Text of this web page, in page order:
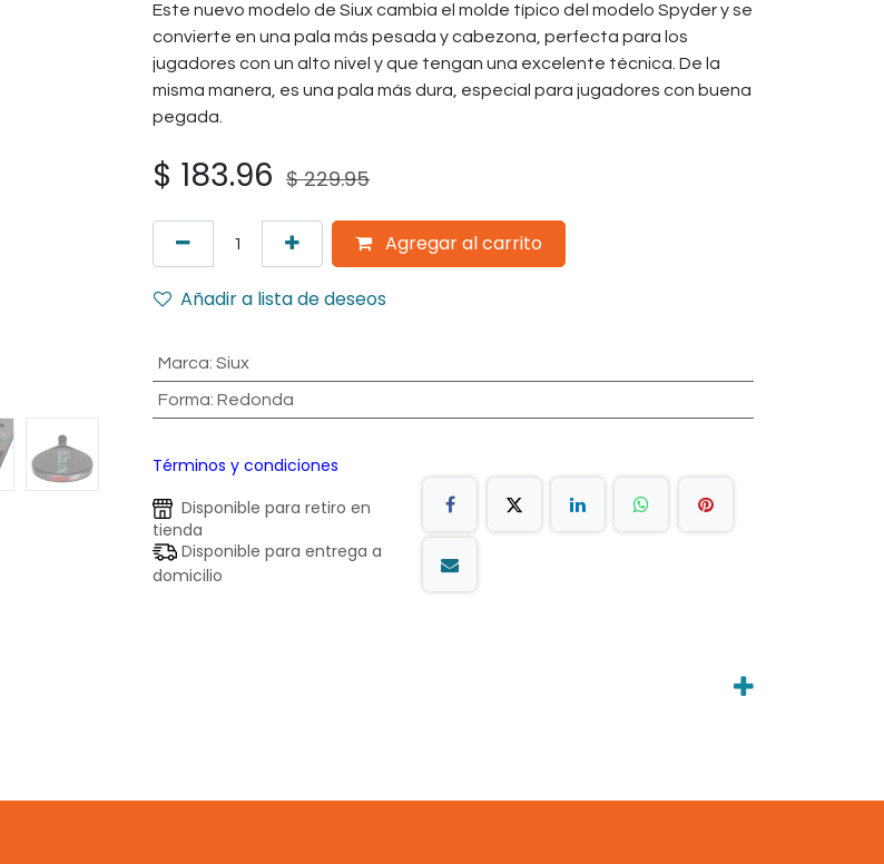
Este nuevo modelo de Siux cambia el molde típico del modelo Spyder y se
convierte en una pala más pesada y cabezona, perfecta para los
jugadores con un alto nivel y que tengan una excelente técnica. De la
misma manera, es una pala más dura, especial para jugadores con buena
pegada.
$ 183.96 $229.95
Agregar al carrito
Añadir a lista de deseos
Marca: Siux
Forma: Redonda
Términos y condiciones
Disponible para retiro en
tienda
Disponible para entrega a
domicilio